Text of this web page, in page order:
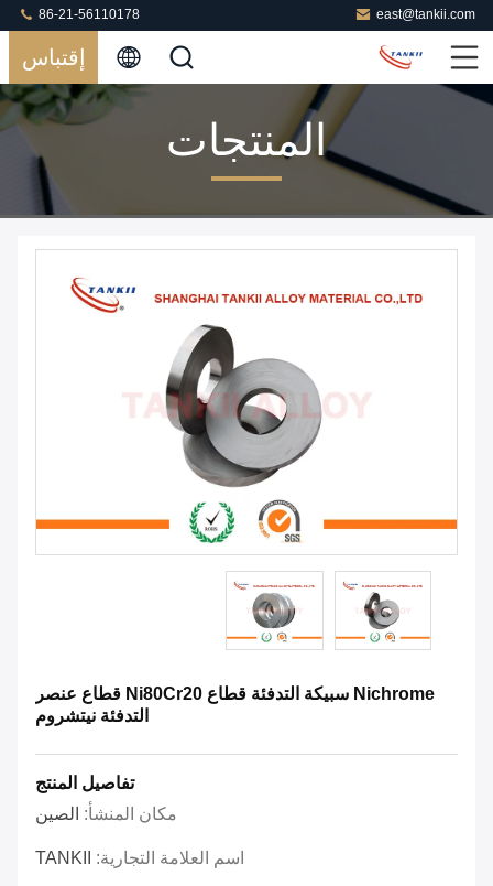
east@tankii.com
86-21-56110178
إقتباس
المنتجات
Nichrome سبيكة التدفئة قطاع Ni80Cr20 قطاع عنصر
التدفئة نيتشروم
تفاصيل المنتج
مكان المنشأ: الصين
اسم العلامة التجارية: TANKII